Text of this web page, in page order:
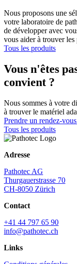
Nous proposons une
votre laboratoire de
de développer avec
vous aider à trouver les
Tous les produits
Vous n'êtes
convient ?
Nous sommes à votre
à trouver le matériel
Prendre un rendez-
Tous les produits
Adresse
Pathotec AG
Thurgauerstrasse 70
CH-8050 Zürich
Contact
+41 44 797 65 90
info@pathotec.ch
Links